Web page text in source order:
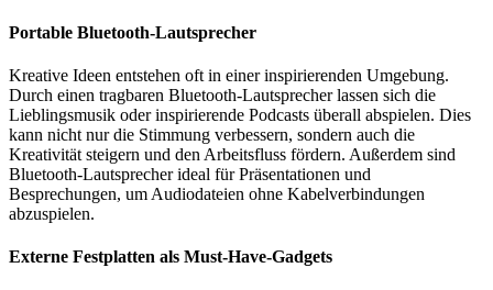
Portable Bluetooth-Lautsprecher
Kreative Ideen entstehen oft in einer inspirierenden Umgebung.
Durch einen tragbaren Bluetooth-Lautsprecher lassen sich die
Lieblingsmusik oder inspirierende Podcasts überall abspielen. Dies
kann nicht nur die Stimmung verbessern, sondern auch die
Kreativität steigern und den Arbeitsfluss fördern. Außerdem sind
Bluetooth-Lautsprecher ideal für Präsentationen und
Besprechungen, um Audiodateien ohne Kabelverbindungen
abzuspielen.
Externe Festplatten als Must-Have-Gadgets